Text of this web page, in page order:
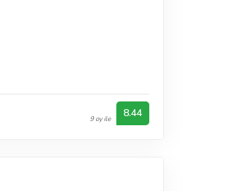
9 oy ile 8.44